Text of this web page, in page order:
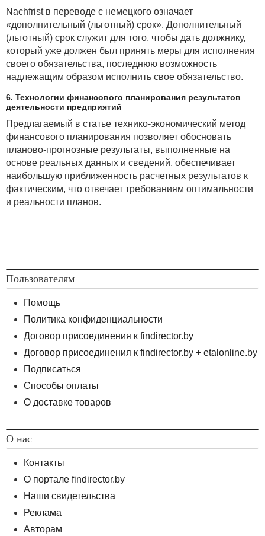
AVC = aq2+ bq +c,
где а, b, с — параметры уравнения, которые можно
оценить с помощью метода наименьших квадратов.
Рис. 1. Средние переменные издержки продукции
Тогда общие переменные издержки будут равны:
На величину Р накладывается ограничение P > AVC
+ TFC / q, или более узкое — P > AVC. Откуда
Nachfrist в переводе с немецкого означает
«дополнительный (льготный) срок». Дополнительный
(льготный) срок служит для того, чтобы дать должнику,
который уже должен был принять меры для исполнения
своего обязательства, последнюю возможность
надлежащим образом исполнить свое обязательство.
6. Технологии финансового планирования результатов
деятельности предприятий
Предлагаемый в статье технико-экономический метод
финансового планирования позволяет обосновать
планово-прогнозные результаты, выполненные на
основе реальных данных и сведений, обеспечивает
наибольшую приближенность расчетных результатов к
фактическим, что отвечает требованиям оптимальности
и реальности планов.
Пользователям
Помощь
Политика конфиденциальности
Договор присоединения к findirector.by
Договор присоединения к findirector.by + etalonline.by
Подписаться
Способы оплаты
О доставке товаров
О нас
Контакты
О портале findirector.by
Наши свидетельства
Реклама
Авторам